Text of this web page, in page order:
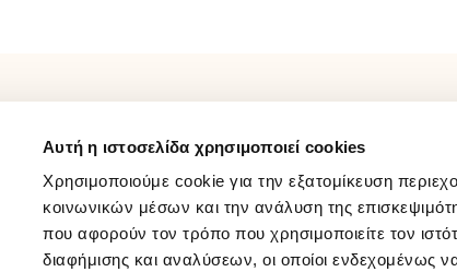
Αυτή η ιστοσελίδα χρησιμοποιεί cookies
Χρησιμοποιούμε cookie για την εξατομίκευση
κοινωνικών μέσων και την ανάλυση της
που αφορούν τον τρόπο που χρησιμοποιείτε τον
διαφήμισης και αναλύσεων, οι οποίοι ενδεχομένως
Τρόποι Πληρωμής
Τρόποι Αποστολής
Τρόποι Επιστροφής
Προσωπικά Δεδομένα
Πολιτική Απορρήτου Μέσων
Παρακολούθηση
Σύνδεση / Εγγραφή
Wishlist